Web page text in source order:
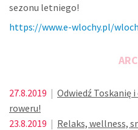
sezonu letniego!
https://www.e-wlochy.pl/
27.8.2019 | Odwiedź Toskanię
roweru!
23.8.2019 | Relaks, wellness,